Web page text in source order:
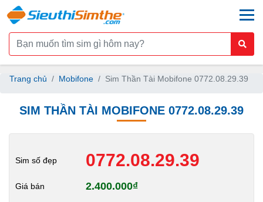
Trang chủ Mobifone Sim Thần Tài Mobifone 0772.08.29.39
SIM THẦN TÀI MOBIFONE 0772.08.29.39
Sim số đẹp 0772.08.29.39
Giá bán 2.400.000₫